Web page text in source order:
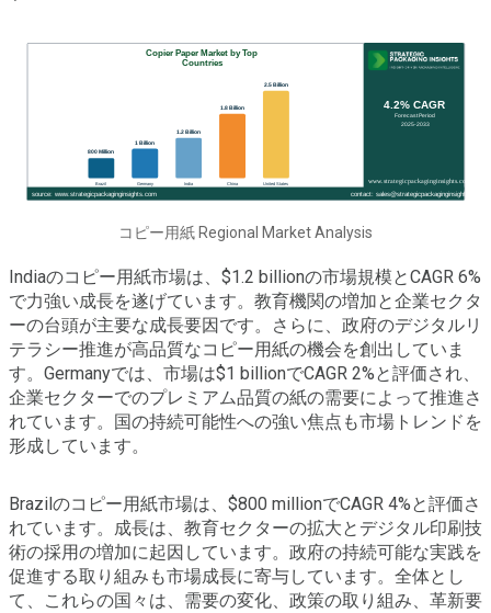
コピー用紙 Regional Market Analysis
Indiaのコピー用紙市場は、$1.2 billionの市場規模とCAGR 6%
で力強い成長を遂げています。教育機関の増加と企業セクタ
ーの台頭が主要な成長要因です。さらに、政府のデジタルリ
テラシー推進が高品質なコピー用紙の機会を創出していま
す。Germanyでは、市場は$1 billionでCAGR 2%と評価され、
企業セクターでのプレミアム品質の紙の需要によって推進さ
れています。国の持続可能性への強い焦点も市場トレンドを
形成しています。
Brazilのコピー用紙市場は、$800 millionでCAGR 4%と評価さ
れています。成長は、教育セクターの拡大とデジタル印刷技
術の採用の増加に起因しています。政府の持続可能な実践を
促進する取り組みも市場成長に寄与しています。全体とし
て、これらの国々は、需要の変化、政策の取り組み、革新要